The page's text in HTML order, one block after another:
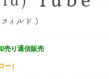
売り通信販売
）